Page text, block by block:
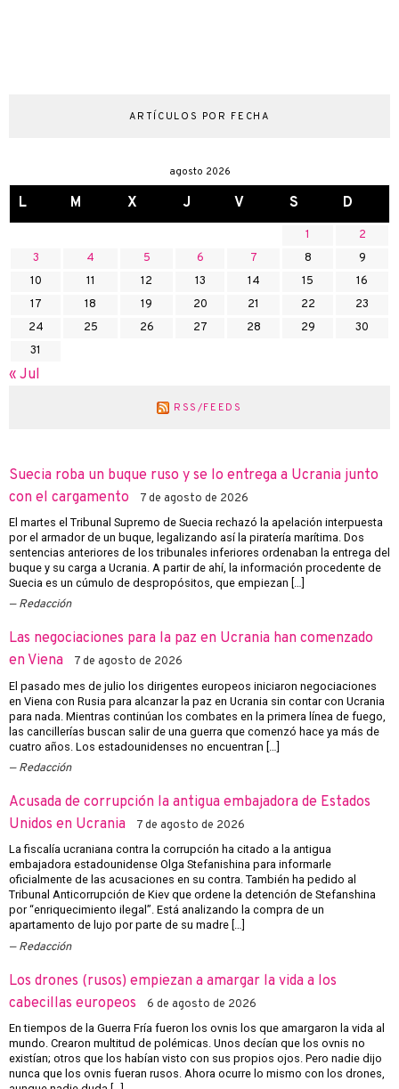
ARTÍCULOS POR FECHA
agosto 2026
L M X J V S D
1
2
3
4 5 6 7 8
9
10
11 12 13 14 15
16
17
18 19 20 21 22
23
24
25 26 27 28 29
30
31
« Jul
RSS/FEEDS
Suecia roba un buque ruso y se lo entrega a Ucrania junto
con el cargamento
7 de agosto de 2026
El martes el Tribunal Supremo de Suecia rechazó la apelación interpuesta
por el armador de un buque, legalizando así la piratería marítima. Dos
sentencias anteriores de los tribunales inferiores ordenaban la entrega del
buque y su carga a Ucrania. A partir de ahí, la información procedente de
Suecia es un cúmulo de despropósitos, que empiezan […]
Redacción
Las negociaciones para la paz en Ucrania han comenzado
en Viena
7 de agosto de 2026
El pasado mes de julio los dirigentes europeos iniciaron negociaciones
en Viena con Rusia para alcanzar la paz en Ucrania sin contar con Ucrania
para nada. Mientras continúan los combates en la primera línea de fuego,
las cancillerías buscan salir de una guerra que comenzó hace ya más de
cuatro años. Los estadounidenses no encuentran […]
Redacción
Acusada de corrupción la antigua embajadora de Estados
Unidos en Ucrania
7 de agosto de 2026
La fiscalía ucraniana contra la corrupción ha citado a la antigua
embajadora estadounidense Olga Stefanishina para informarle
oficialmente de las acusaciones en su contra. También ha pedido al
Tribunal Anticorrupción de Kiev que ordene la detención de Stefanshina
por “enriquecimiento ilegal”. Está analizando la compra de un
apartamento de lujo por parte de su madre […]
Redacción
Los drones (rusos) empiezan a amargar la vida a los
cabecillas europeos
6 de agosto de 2026
En tiempos de la Guerra Fría fueron los ovnis los que amargaron la vida al
mundo. Crearon multitud de polémicas. Unos decían que los ovnis no
existían; otros que los habían visto con sus propios ojos. Pero nadie dijo
nunca que los ovnis fueran rusos. Ahora ocurre lo mismo con los drones,